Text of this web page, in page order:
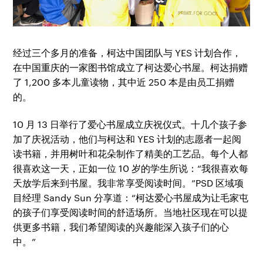
经过三个多月的准备，柯达中国团队与 YES 计划合作，
在中国重庆的一家图书馆成立了柯达爱心书屋。柯达捐赠
了 1,200 多本儿童读物，其中近 250 本是由员工捐赠
的。
10 月 13 日举行了爱心书屋成立庆祝仪式。十几个孩子参
加了庆祝活动，他们与柯达和 YES 计划的志愿者一起阅
读书籍，并用树叶和花朵制作了精美的工艺品。每个人都
很喜欢这一天，正如一位 10 岁的学生所说：“我很喜欢每
天放学后来到书屋。我非常享受阅读时间。”PSD 区域项
目经理 Sandy Sun 分享道：“柯达爱心书屋成为让毛家屯
的孩子们享受阅读时间的舒适场所。当地社区现在可以提
供更多书籍，我们希望阅读的兴趣能深入孩子们的心
中。”